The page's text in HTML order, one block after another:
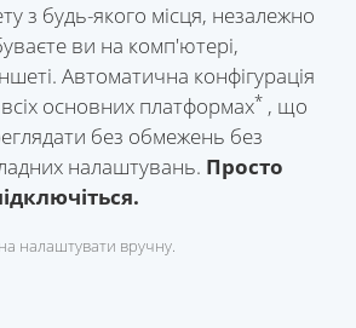
з будь-якого місця, незалежно
ви на комп'ютері,
Автоматична конфігурація
основних платформах* , що
без обмежень без
налаштувань. Просто
налаштувати вручну.